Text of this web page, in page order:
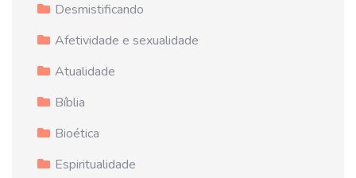
Desmistificando
Afetividade e sexualidade
Atualidade
Bíblia
Bioética
Espiritualidade